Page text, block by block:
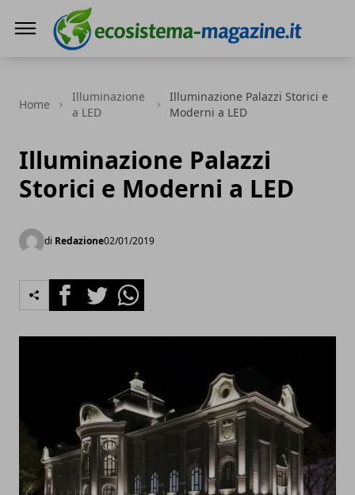
Home
Illuminazione
a LED
Illuminazione Palazzi Storici e
Moderni a LED
Illuminazione Palazzi
Storici e Moderni a LED
di Redazione02/01/2019
FacebookTwitterWhatsapp